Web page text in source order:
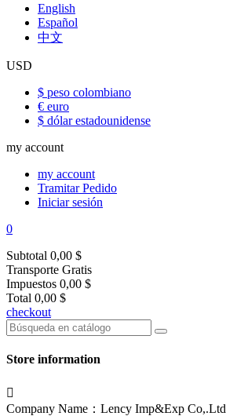
English
Español
中文
USD
$ peso colombiano
€ euro
$ dólar estadounidense
my account
my account
Tramitar Pedido
Iniciar sesión
0
Subtotal 0,00 $
Transporte Gratis
Impuestos 0,00 $
Total 0,00 $
checkout
Store information

Company Name：Lency Imp&Exp Co,.Ltd